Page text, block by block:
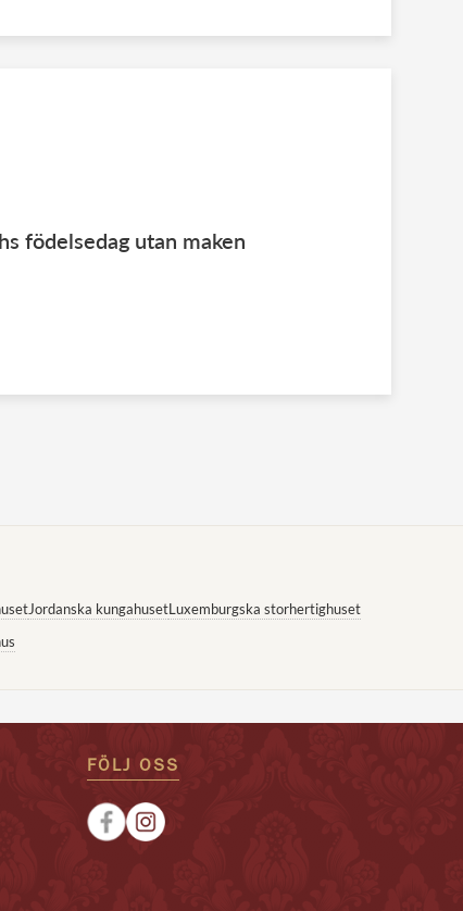
födelsedag utan maken
Jordanska kungahusetLuxemburgska storhertighuset
FÖLJ OSS